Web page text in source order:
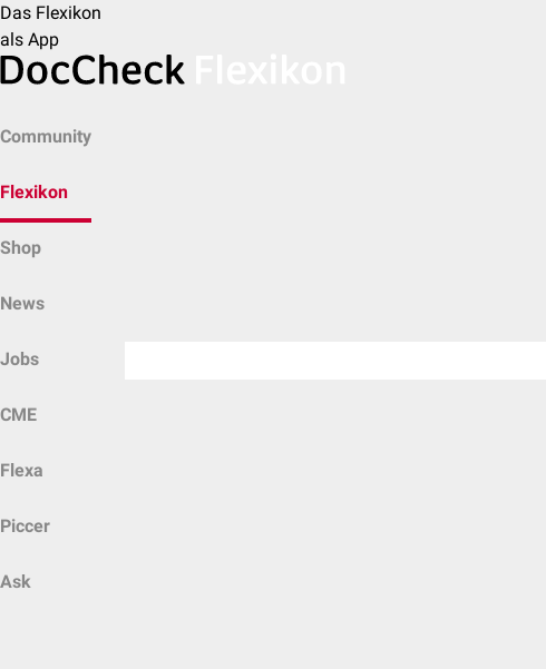
Das Flexikon
als App
Community
Flexikon
Shop
News
Jobs
CME
Flexa
Piccer
Ask